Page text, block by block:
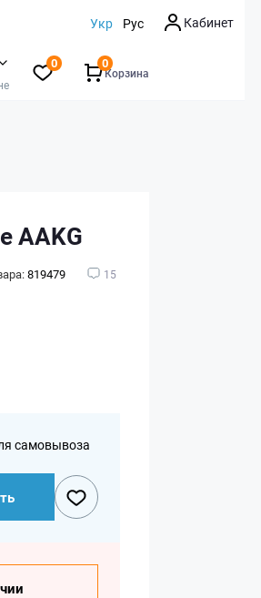
Укр Рус Кабинет
0
Корзина
0
AAKG
819479 15
самовывоза